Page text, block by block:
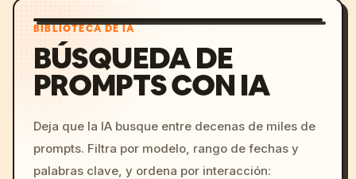
BIBLIOTECA DE IA
BÚSQUEDA DE
PROMPTS CON IA
Deja que la IA busque entre decenas de miles de
prompts. Filtra por modelo, rango de fechas y
palabras clave, y ordena por interacción: